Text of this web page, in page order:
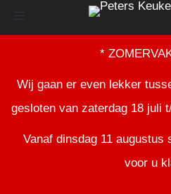
Toggle
*
Wij gaan er even lekker
gesloten van zaterdag 18 juli
Vanaf dinsdag 11 augustus
voor u